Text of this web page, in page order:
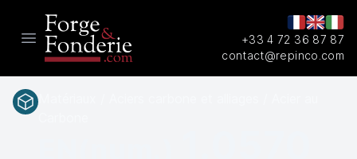
Open main menu
+33 4 72 36 87 87
contact@repinco.com